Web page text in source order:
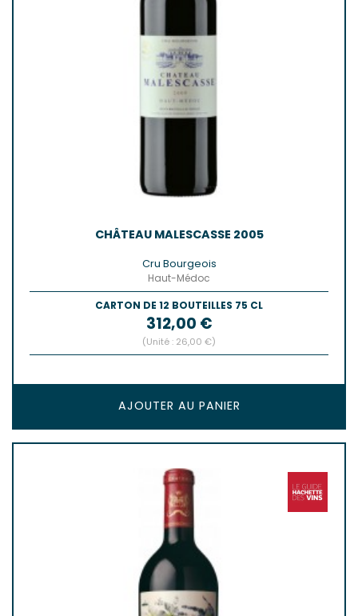
CHÂTEAU MALESCASSE 2005
Cru Bourgeois
Haut-Médoc
CARTON DE 12 BOUTEILLES 75 CL
Prix
312,00 €
(Unité : 26,00 €)
AJOUTER AU PANIER